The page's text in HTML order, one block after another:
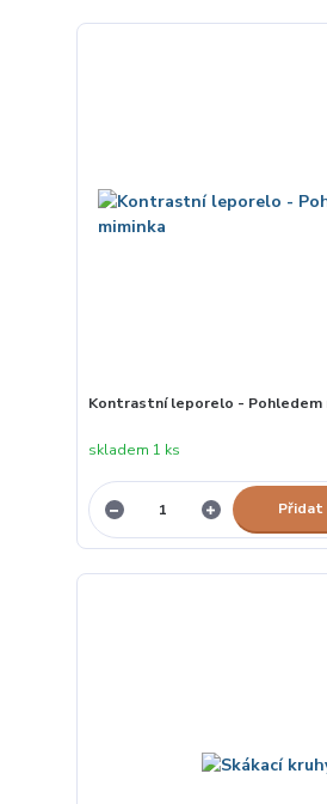
Kontrastní leporelo - Pohledem
skladem 1 ks
Přidat